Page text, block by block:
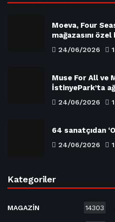
Moeva, Four
mağazasını
24/06/2026
Muse For All ve
İstinyePark’ta
24/06/2026
64 sanatçıdan
24/06/2026
Kategoriler
MAGAZİN 14303